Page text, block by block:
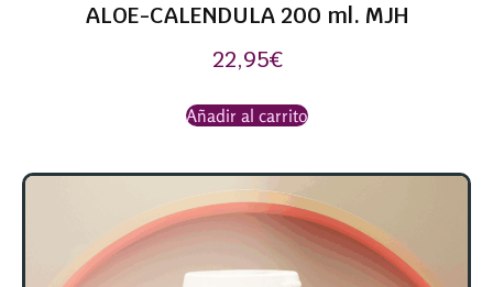
ALOE-CALENDULA 200 ml. MJH
22,95€
Añadir al carrito